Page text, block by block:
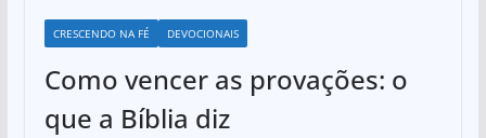
CRESCENDO NA FÉ DEVOCIONAIS
Como vencer as provações: o
que a Bíblia diz